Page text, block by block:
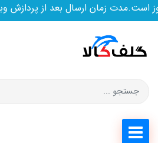
زمان ارسال بعد از پردازش